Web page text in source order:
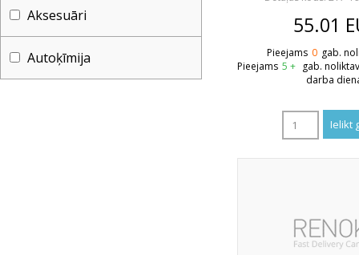
Aksesuāri
Autoķīmija
55.01
Pieejams 0 gab.
Pieejams 5 + gab.
darba